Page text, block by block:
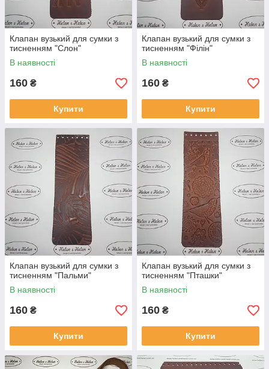
Клапан вузький для сумки з
тисненням "Слон"
В наявності
160 ₴
Купити
Клапан вузький для сумки з
тисненням "Філін"
В наявності
160 ₴
Купити
Клапан вузький для сумки з
тисненням "Пальми"
В наявності
160 ₴
Купити
Клапан вузький для сумки з
тисненням "Пташки"
В наявності
160 ₴
Купити